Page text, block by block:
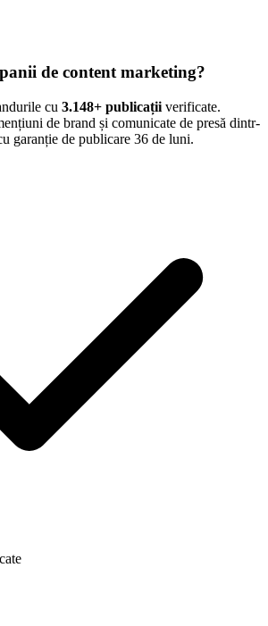
de content marketing?
cu 3.148+ publicații verificate.
de brand și comunicate de presă dintr-
garanție de publicare 36 de luni.